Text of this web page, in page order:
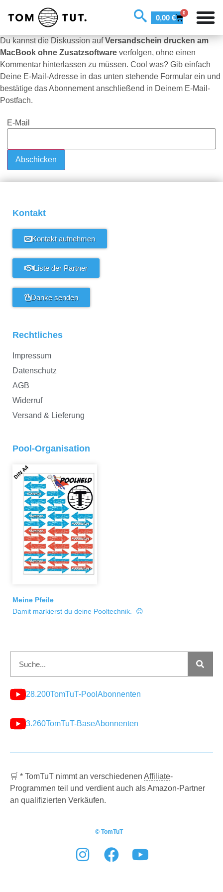
0,00 €
0
Du kannst die Diskussion aufVersandschein drucken am
MacBook ohne Zusatzsoftware verfolgen, ohne einen
Kommentar hinterlassen zu müssen. Cool was? Gib einfach
Deine E-Mail-Adresse in das unten stehende Formular ein und
bestätige das Abonnement anschließend in Deinem E-Mail-
Postfach.
E-Mail
Kontakt
Kontakt aufnehmen
Liste der Partner
Danke senden
Rechtliches
Impressum
Datenschutz
AGB
Widerruf
Versand & Lieferung
Pool-Organisation
Meine Pfeile
Damit markierst du deine Pooltechnik. 😊
28.200TomTuT-Pool Abonnenten
3.260TomTuT-BaseAbonnenten
🛒 * TomTuT nimmt an verschiedenen Affiliate-
Programmen teil und verdient auch als Amazon-Partner
an qualifizierten Verkäufen.
© TomTuT